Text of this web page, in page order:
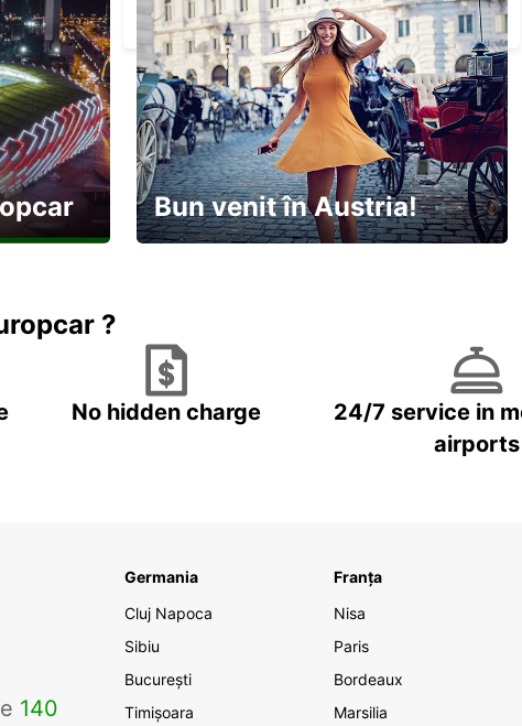
SANTA MARIA DA FEIRA - PORTUGAL
Bun venit în Austria!
?
No hidden charge
24/7 service in
airports
140
Germania
Cluj Napoca
Sibiu
București
Timișoara
Franța
Nisa
Paris
Bordeaux
Marsilia